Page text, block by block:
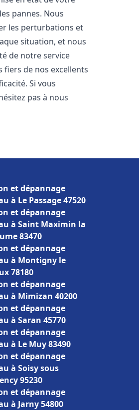
pannes. Nous
les perturbations et
situation, et nous
de notre service
fiers de nos excellents
Si vous
pas à nous
et dépannage
à Le Passage 47520
et dépannage
à Saint Maximin la
83470
et dépannage
à Montigny le
78180
et dépannage
à Mimizan 40200
et dépannage
à Saran 45770
et dépannage
à Le Muy 83490
et dépannage
à Soisy sous
95230
et dépannage
à Jarny 54800